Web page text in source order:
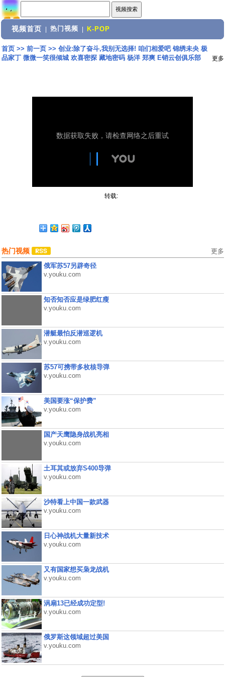
视频首页 热门视频 K-POP
首页>> 前一页>> 创业:除了奋斗,我别无选择! 咱们相爱吧 锦绣未央 极
品家丁 微微一笑很倾城 欢喜密探 藏地密码 杨洋 郑爽 E销云创俱乐部
更多
转载:
热门视频 更多
俄军苏57另辟奇径
v.youku.com
知否知否应是绿肥红瘦
v.youku.com
潜艇最怕反潜巡逻机
v.youku.com
苏57可携带多枚核导弹
v.youku.com
美国要涨“保护费”
v.youku.com
国产天鹰隐身战机亮相
v.youku.com
土耳其或放弃S400导弹
v.youku.com
沙特看上中国一款武器
v.youku.com
日心神战机大量新技术
v.youku.com
又有国家想买枭龙战机
v.youku.com
涡扇13已经成功定型!
v.youku.com
俄罗斯这领域超过美国
v.youku.com